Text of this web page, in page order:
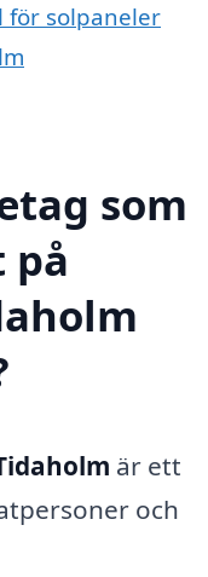
för solpaneler
som
på
är ett
och